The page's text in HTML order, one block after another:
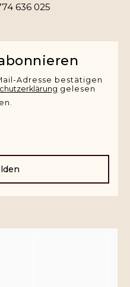
636 025
Adresse bestätigen
gelesen